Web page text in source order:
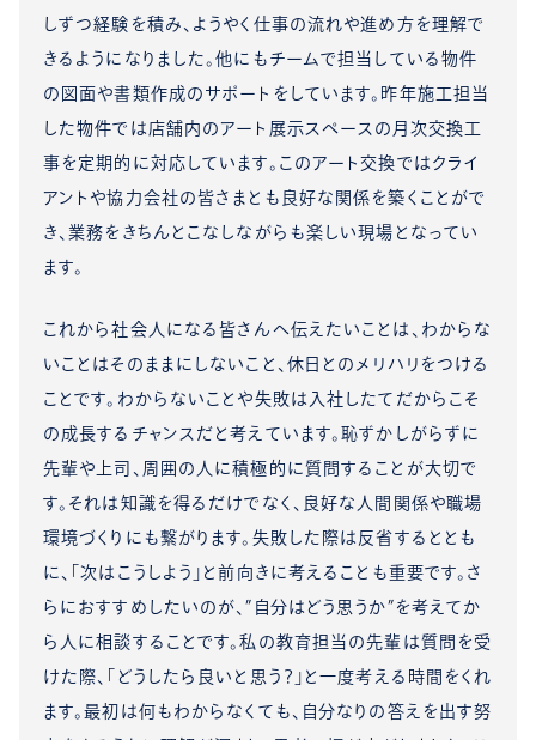
しずつ経験を積み、ようやく仕事の流れや進め方を理解で
きるようになりました。他にもチームで担当している物件
の図面や書類作成のサポートをしています。昨年施工担当
した物件では店舗内のアート展示スペースの月次交換工
事を定期的に対応しています。このアート交換ではクライ
アントや協力会社の皆さまとも良好な関係を築くことがで
き、業務をきちんとこなしながらも楽しい現場となってい
ます。
これから社会人になる皆さんへ伝えたいことは、わからな
いことはそのままにしないこと、休日とのメリハリをつける
ことです。わからないことや失敗は入社したてだからこそ
の成長するチャンスだと考えています。恥ずかしがらずに
先輩や上司、周囲の人に積極的に質問することが大切で
す。それは知識を得るだけでなく、良好な人間関係や職場
環境づくりにも繋がります。失敗した際は反省するととも
に、「次はこうしよう」と前向きに考えることも重要です。さ
らにおすすめしたいのが、”自分はどう思うか”を考えてか
ら人に相談することです。私の教育担当の先輩は質問を受
けた際、「どうしたら良いと思う？」と一度考える時間をくれ
ます。最初は何もわからなくても、自分なりの答えを出す努